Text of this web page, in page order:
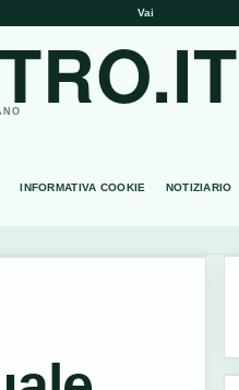
Vai
INFORMATIVA COOKIE NOTIZIARIO